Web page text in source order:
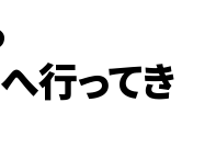
⾏ってき